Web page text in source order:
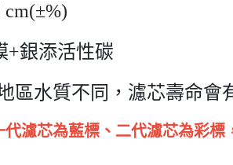
銀添活性碳
區水質不同，濾芯壽命會
濾芯為藍標、二代濾芯為彩標